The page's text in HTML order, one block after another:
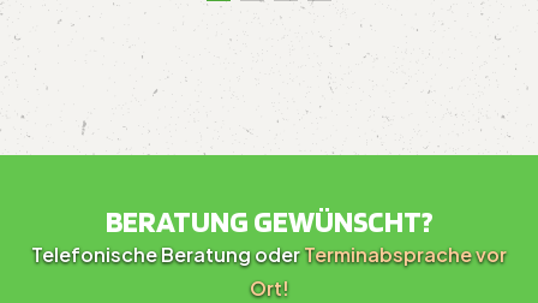
BERATUNG GEWÜNSCHT?
Telefonische Beratung oderTerminabsprache vor
Ort!